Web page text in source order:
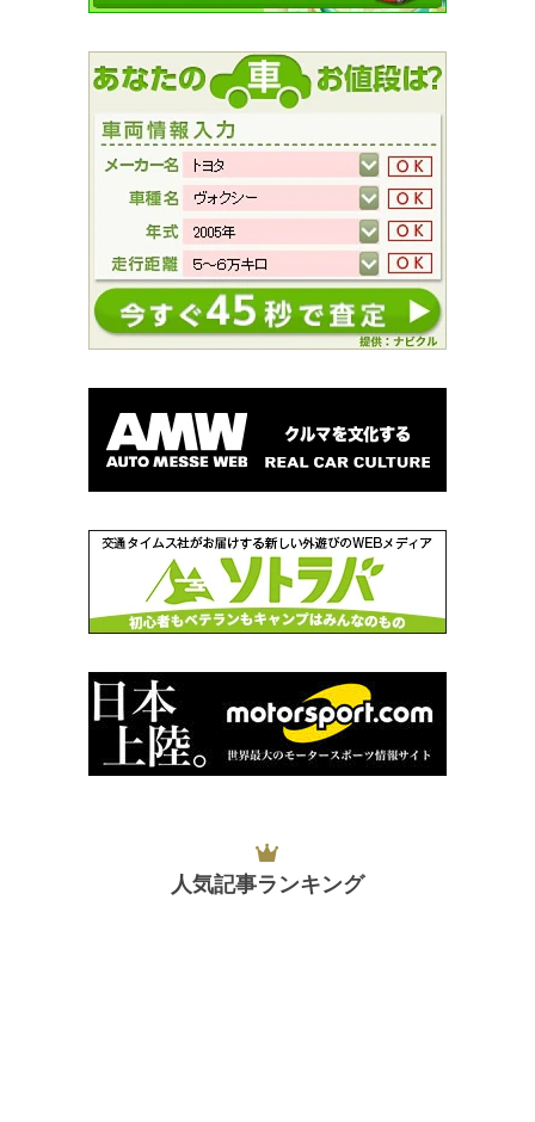
人気記事ランキング